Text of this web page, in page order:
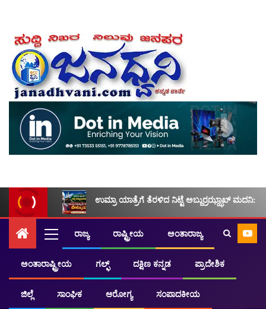
ಉಮ್ರಾ ಯಾತ್ರೆಗೆ ತೆರಳಿದ ನಿಟ್ಟೆ ಅಬ್ದುರ್ರಝ್ಝಾಖ್ ಮದನಿ:
ರಾಜ್ಯ ರಾಷ್ಟ್ರೀಯ ಅಂತಾರಾಜ್ಯ
ಅಂತಾರಾಷ್ಟ್ರೀಯ ಗಲ್ಫ್ ದಕ್ಷಿಣ ಕನ್ನಡ ಪ್ರಾದೇಶಿಕ
ಜಿಲ್ಲೆ ಸಾಂಘಿಕ ಆರೋಗ್ಯ ಸಂಪಾದಕೀಯ